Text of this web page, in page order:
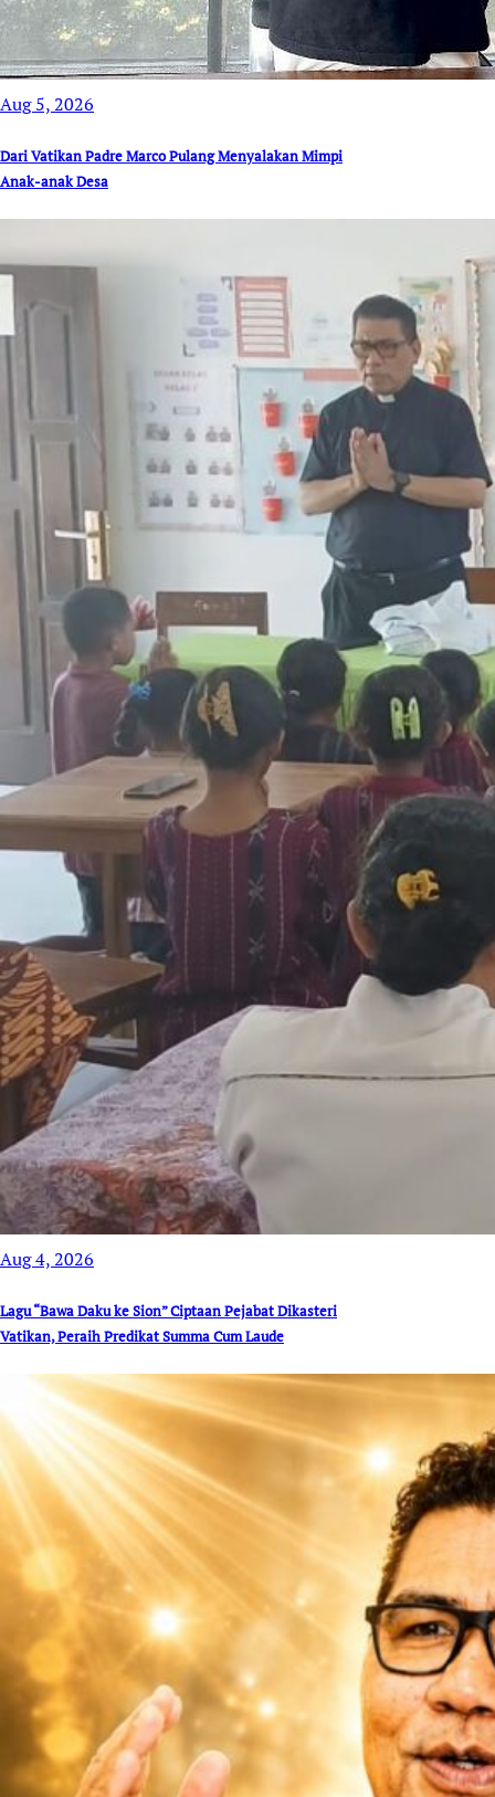
Aug 5, 2026
Dari Vatikan Padre Marco Pulang Menyalakan Mimpi
Anak-anak Desa
Aug 4, 2026
Lagu “Bawa Daku ke Sion” Ciptaan Pejabat Dikasteri
Vatikan, Peraih Predikat Summa Cum Laude